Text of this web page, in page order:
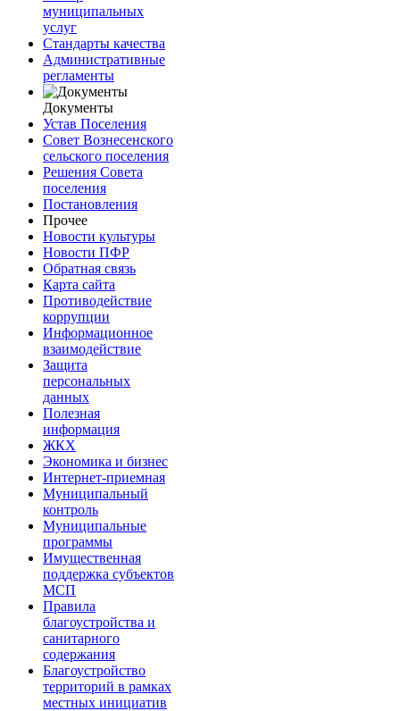
муниципальных
услуг
Стандарты качества
Административные
регламенты
Документы
Устав Поселения
Совет Вознесенского
сельского поселения
Решения Совета
поселения
Постановления
Прочее
Новости культуры
Новости ПФР
Обратная связь
Карта сайта
Противодействие
коррупции
Информационное
взаимодействие
Защита
персональных
данных
Полезная
информация
ЖКХ
Экономика и бизнес
Интернет-приемная
Муниципальный
контроль
Муниципальные
программы
Имущественная
поддержка субъектов
МСП
Правила
благоустройства и
санитарного
содержания
Благоустройство
территорий в рамках
местных инициатив